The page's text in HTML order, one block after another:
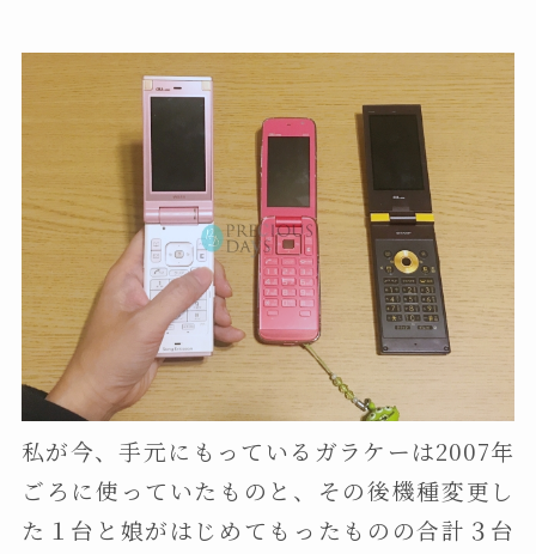
私が今、手元にもっているガラケーは2007年
ごろに使っていたものと、その後機種変更し
た１台と娘がはじめてもったものの合計３台